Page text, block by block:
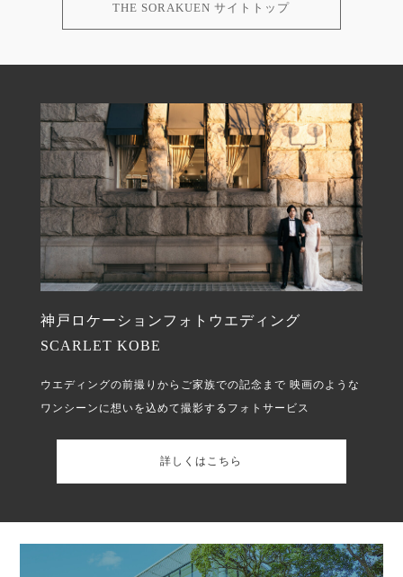
THE SORAKUEN サイトトップ
神戸ロケーションフォトウエディング
SCARLET KOBE
ウエディングの前撮りからご家族での記念まで 映画のような
ワンシーンに想いを込めて撮影するフォトサービス
詳しくはこちら